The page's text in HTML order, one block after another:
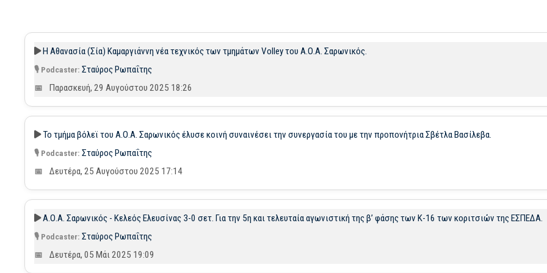
Η Αθανασία (Σία) Καμαργιάννη νέα τεχνικός των τμημάτων Volley του Α.Ο.Α. Σαρωνικός.
Σταύρος Ρωπαΐτης
Παρασκευή, 29 Αυγούστου 2025 18:26
Το τμήμα βόλεϊ του Α.Ο.Α. Σαρωνικός έλυσε κοινή συναινέσει την συνεργασία του με την προπονήτρια Σβέτλα Βασίλεβα.
Σταύρος Ρωπαΐτης
Δευτέρα, 25 Αυγούστου 2025 17:14
Α.Ο.Α. Σαρωνικός - Κελεός Ελευσίνας 3-0 σετ. Για την 5η και τελευταία αγωνιστική της β’ φάσης των Κ-16 των κοριτσιών της ΕΣΠΕΔΑ.
Σταύρος Ρωπαΐτης
Δευτέρα, 05 Μάι 2025 19:09